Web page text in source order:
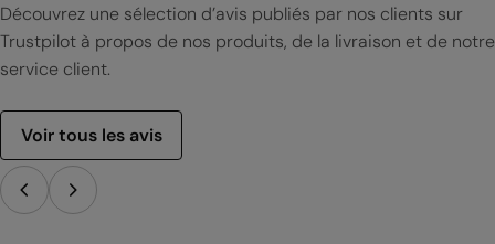
Découvrez une sélection d’avis publiés par nos clients sur
Trustpilot à propos de nos produits, de la livraison et de notre
service client.
Voir tous les avis